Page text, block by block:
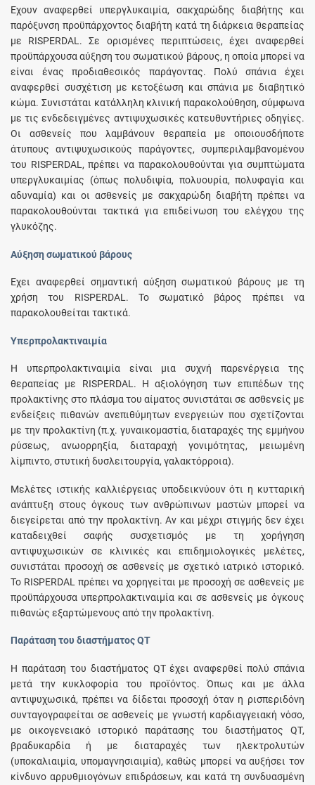
Έχουν αναφερθεί υπεργλυκαιμία, σακχαρώδης διαβήτης και
παρόξυνση προϋπάρχοντος διαβήτη κατά τη διάρκεια θεραπείας
με RISPERDAL. Σε ορισμένες περιπτώσεις, έχει αναφερθεί
προϋπάρχουσα αύξηση του σωματικού βάρους, η οποία μπορεί να
είναι ένας προδιαθεσικός παράγοντας. Πολύ σπάνια έχει
αναφερθεί συσχέτιση με κετοξέωση και σπάνια με διαβητικό
κώμα. Συνιστάται κατάλληλη κλινική παρακολούθηση, σύμφωνα
με τις ενδεδειγμένες αντιψυχωσικές κατευθυντήριες οδηγίες.
Οι ασθενείς που λαμβάνουν θεραπεία με οποιουσδήποτε
άτυπους αντιψυχωσικούς παράγοντες, συμπεριλαμβανομένου
του RISPERDAL, πρέπει να παρακολουθούνται για συμπτώματα
υπεργλυκαιμίας (όπως πολυδιψία, πολυουρία, πολυφαγία και
αδυναμία) και οι ασθενείς με σακχαρώδη διαβήτη πρέπει να
παρακολουθούνται τακτικά για επιδείνωση του ελέγχου της
γλυκόζης.
Αύξηση σωματικού βάρους
Έχει αναφερθεί σημαντική αύξηση σωματικού βάρους με τη
χρήση του RISPERDAL. Το σωματικό βάρος πρέπει να
παρακολουθείται τακτικά.
Υπερπρολακτιναιμία
Η υπερπρολακτιναιμία είναι μια συχνή παρενέργεια της
θεραπείας με RISPERDAL. Η αξιολόγηση των επιπέδων της
προλακτίνης στο πλάσμα του αίματος συνιστάται σε ασθενείς με
ενδείξεις πιθανών ανεπιθύμητων ενεργειών που σχετίζονται
με την προλακτίνη (π.χ. γυναικομαστία, διαταραχές της εμμήνου
ρύσεως, ανωορρηξία, διαταραχή γονιμότητας, μειωμένη
λίμπιντο, στυτική δυσλειτουργία, γαλακτόρροια).
Μελέτες ιστικής καλλιέργειας υποδεικνύουν ότι η κυτταρική
ανάπτυξη στους όγκους των ανθρώπινων μαστών μπορεί να
διεγείρεται από την προλακτίνη. Αν και μέχρι στιγμής δεν έχει
καταδειχθεί σαφής συσχετισμός με τη χορήγηση
αντιψυχωσικών σε κλινικές και επιδημιολογικές μελέτες,
συνιστάται προσοχή σε ασθενείς με σχετικό ιατρικό ιστορικό.
Το RISPERDAL πρέπει να χορηγείται με προσοχή σε ασθενείς με
προϋπάρχουσα υπερπρολακτιναιμία και σε ασθενείς με όγκους
πιθανώς εξαρτώμενους από την προλακτίνη.
Παράταση του διαστήματος QT
Η παράταση του διαστήματος QT έχει αναφερθεί πολύ σπάνια
μετά την κυκλοφορία του προϊόντος. Όπως και με άλλα
αντιψυχωσικά, πρέπει να δίδεται προσοχή όταν η ρισπεριδόνη
συνταγογραφείται σε ασθενείς με γνωστή καρδιαγγειακή νόσο,
με οικογενειακό ιστορικό παράτασης του διαστήματος QT,
βραδυκαρδία ή με διαταραχές των ηλεκτρολυτών
(υποκαλιαιμία, υπομαγνησιαιμία), καθώς μπορεί να αυξήσει τον
κίνδυνο αρρυθμιογόνων επιδράσεων, και κατά τη συνδυασμένη